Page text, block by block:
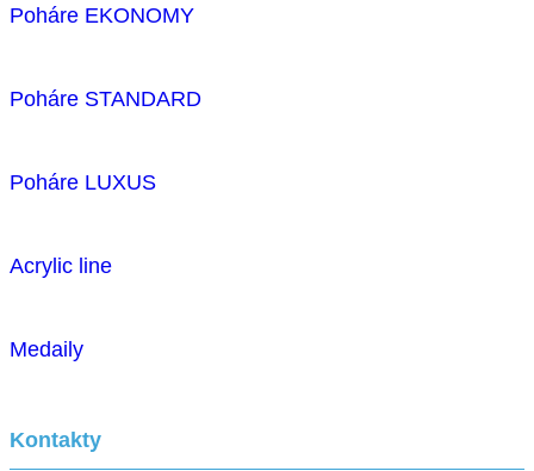
Poháre EKONOMY
Poháre STANDARD
Poháre LUXUS
Acrylic line
Medaily
Kontakty